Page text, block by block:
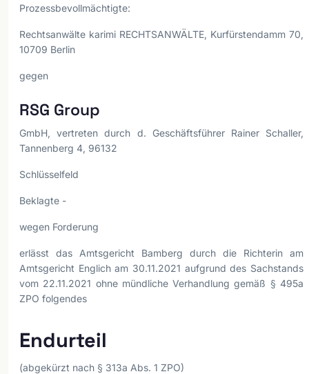
Prozessbevollmächtigte:
Rechtsanwälte karimi RECHTSANWÄLTE, Kurfürstendamm 70,
10709 Berlin
gegen
RSG Group
GmbH, vertreten durch d. Geschäftsführer Rainer Schaller,
Tannenberg 4, 96132
Schlüsselfeld
Beklagte -
wegen Forderung
erlässt das Amtsgericht Bamberg durch die Richterin am
Amtsgericht Englich am 30.11.2021 aufgrund des Sachstands
vom 22.11.2021 ohne mündliche Verhandlung gemäß § 495a
ZPO folgendes
Endurteil
(abgekürzt nach § 313a Abs. 1 ZPO)